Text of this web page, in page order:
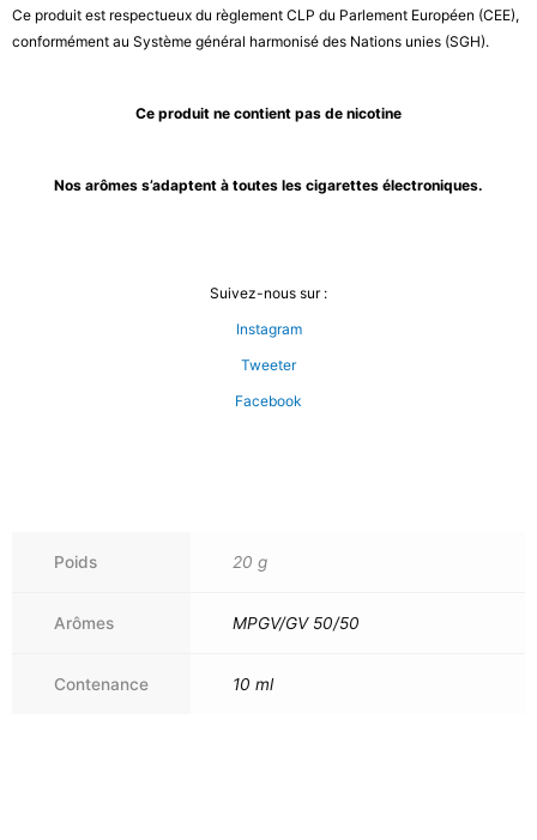
Ce produit est respectueux du règlement CLP du Parlement Européen (CEE),
conformément au Système général harmonisé des Nations unies (SGH).
Ce produit ne contient pas de nicotine
Nos arômes s’adaptent à toutes les cigarettes électroniques.
Suivez-nous sur :
Instagram
Tweeter
Facebook
Poids 20 g
Arômes MPGV/GV 50/50
Contenance 10 ml